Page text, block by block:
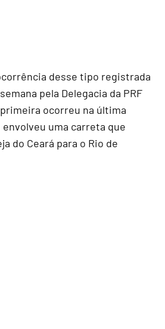
desse tipo registrada
pela Delegacia da PRF
ocorreu na última
envolveu uma carreta que
do Ceará para o Rio de